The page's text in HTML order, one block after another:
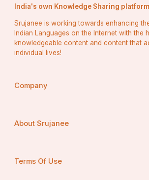
ଗର୍ବ ଆଉ ଗୌରବ ର ପ୍ରତୀକ l ଜଣେ
ଆମେ ଆମ ଜାତୀୟ ସଂଗୀତ ଆଉ ଜାତୀୟ
ପାଇଁ ଗର୍ବ ଅନୁଭବ କରିବା l
                 କରୁଥିବା ଆମେ ସର୍ବ  l
India's own Knowledge Sharing
Srujanee is working towards enhancing
Indian Languages on the Internet with the
knowledgeable content and content that
individual lives!
Company
About Srujanee
Terms Of Use